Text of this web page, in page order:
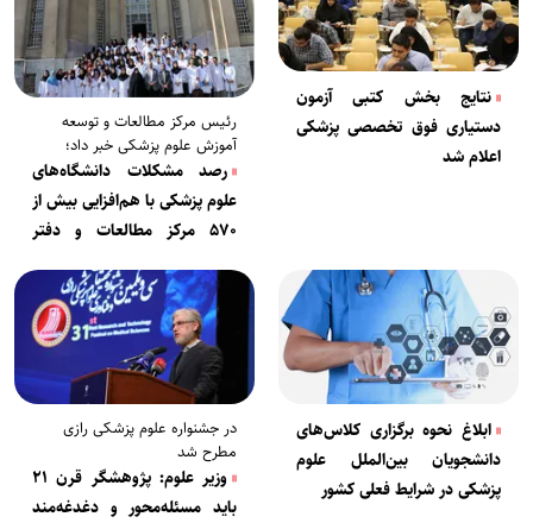
نتایج بخش کتبی آزمون
دستیاری فوق تخصصی پزشکی
اعلام شد
رئیس مرکز مطالعات و توسعه
آموزش علوم پزشکی خبر داد؛
رصد مشکلات دانشگاه‌های
علوم پزشکی با هم‌افزایی بیش از
۵۷۰ مرکز مطالعات و دفتر
ابلاغ نحوه برگزاری کلاس‌های
دانشجویان بین‌الملل علوم
پزشکی در شرایط فعلی کشور
در جشنواره علوم پزشکی رازی
مطرح شد
وزیر علوم: پژوهشگر قرن ۲۱
باید مسئله‌محور و دغدغه‌مند